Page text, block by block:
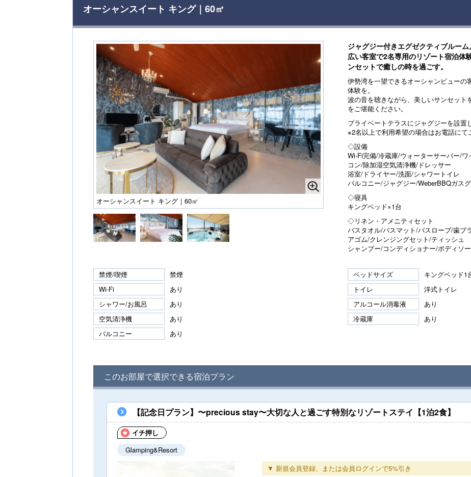
オーシャンスイート キング｜60㎡
オーシャンスイート キング｜60㎡
ジャグジー付きエグゼクティブルーム。
広い客室で2名専用のリゾート宿泊体
ンセットで癒しの時を過ごす。
伊勢湾を一望できるオーシャンビュー
体験を。
波の音を聴きながら、美しいサンセッ
をご堪能ください。
プライベートテラスにジャグジーを設置
※2名以上で利用希望の場合はお電話にて
◇設備
Wi-Fi完備/冷蔵庫/ウォーターサーバー/
コン/除加湿空気清浄機/ドレッサー
浴室/ドライヤー/洗面/シャワートイレ
バルコニー/ジャグジー/WeberBBQガス
◇寝具
キングベッド×1台
◇リネン・アメニティセット
バスタオル/バスマット/バスローブ/歯ブ
アゴム/クレンジングセット/ティッシュ
シャンプー/コンディショナー/ボディソ
禁煙/喫煙 禁煙 ベッドサイズ
キングベッド1
Wi-Fi
あり トイレ
洋式トイレ
シャワー/お風呂
あり アルコール消毒液
あり
空気清浄機
あり 冷蔵庫
あり
バルコニー
あり
このお部屋で選択できる宿泊プラン
【記念日プラン】〜precious stay〜大切な人と過ごす特別なリゾートステイ【1泊2食】
イチ押し
Glamping&Resort
▼ 新規会員登録、または会員ログインで5%引き